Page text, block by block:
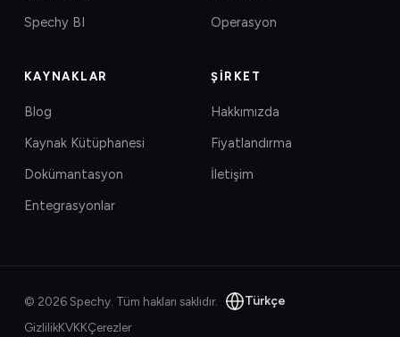
Spechy BI
Operasyon
KAYNAKLAR
Blog
Kaynak Kütüphanesi
Dokümantasyon
Entegrasyonlar
ŞIRKET
Hakkımızda
Fiyatlandırma
İletişim
© 2026Spechy. Tüm hakları saklıdır. Türkçe
GizlilikKVKKÇerezler